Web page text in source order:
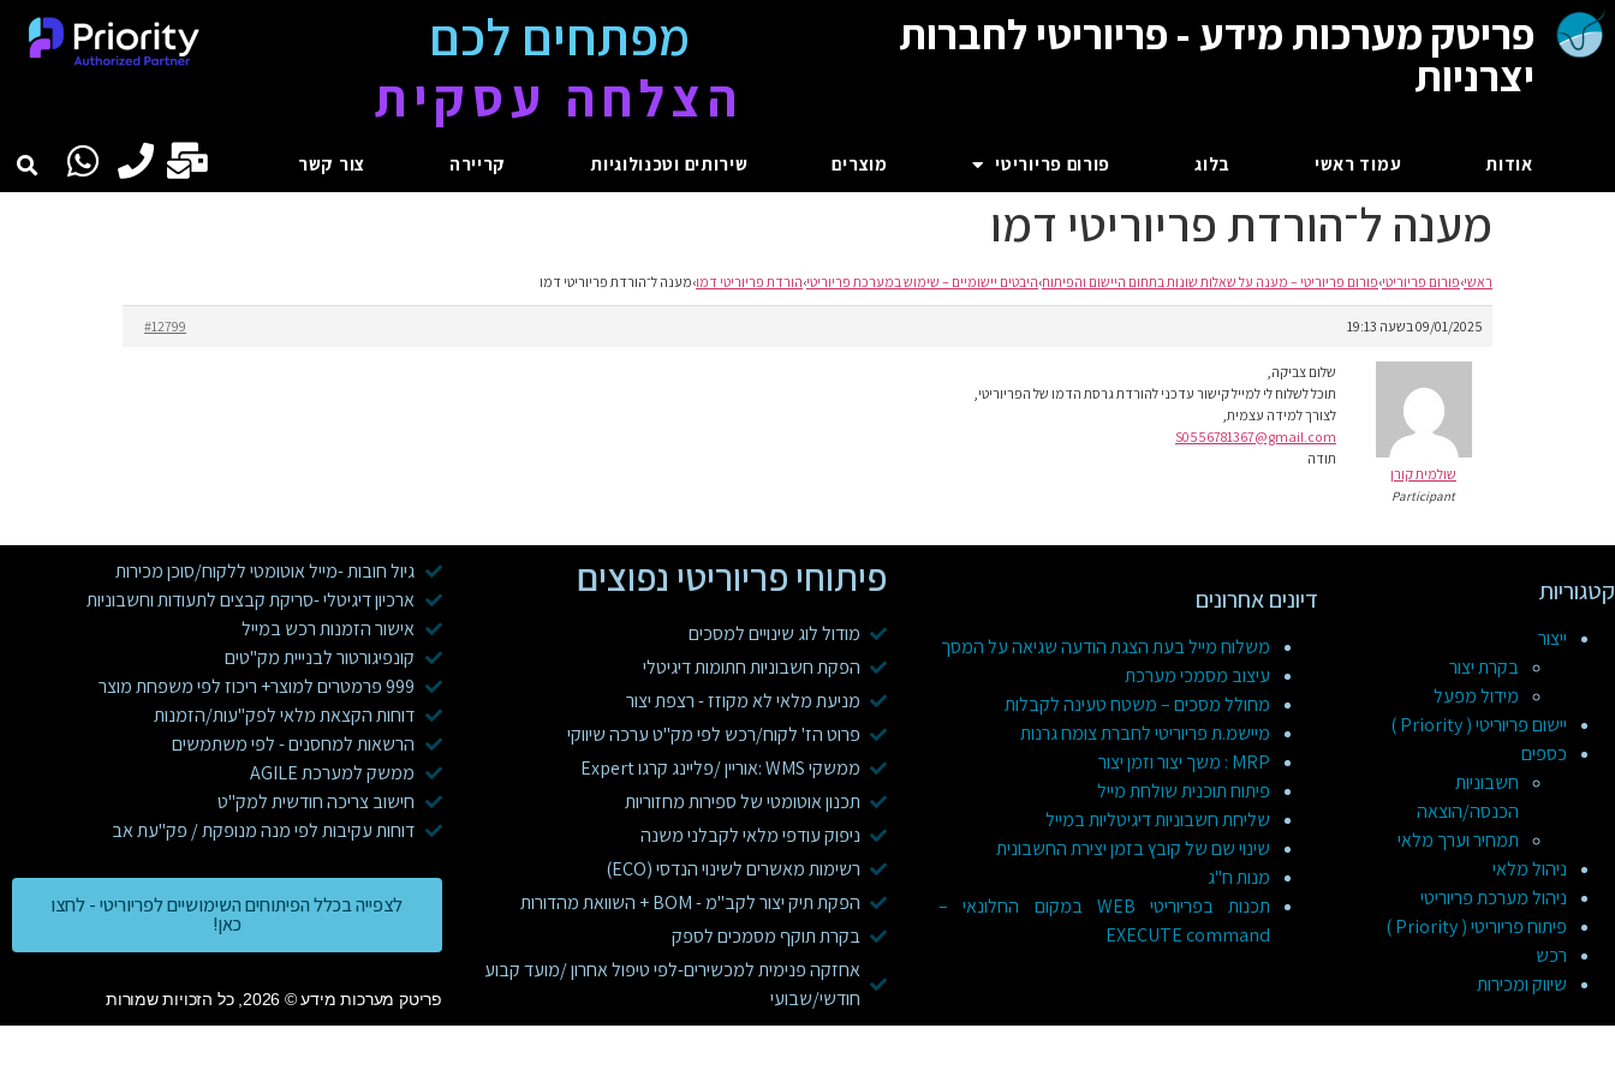
פריטק מערכות מידע - פריוריטי לחברות
יצרניות
מפתחים לכם
הצלחה עסקית
אודות עמוד ראשי בלוג פורום פריוריטי מוצרים שירותים וטכנולוגיות קריירה צור קשר
מענה ל־הורדת פריוריטי דמו
ראשי›פורום פריוריטי›פורום פריוריטי – מענה על שאלות שונות בתחום היישום והפיתוח›היבטים יישומיים – שימוש במערכת פריוריטי›הורדת פריוריטי דמו›מענה ל־הורדת פריוריטי דמו
09/01/2025 בשעה 19:13 #12799
שולמית קורן
Participant
שלום צביקה,
תוכל לשלוח לי למייל קישור עדכני להורדת גרסת הדמו של הפריוריטי,
לצורך למידה עצמית,
S0556781367@gmail.com
תודה
קטגוריות
ייצור
בקרת יצור
מידול מפעל
יישום פריוריטי ( Priority )
כספים
חשבוניות
הכנסה/הוצאה
תמחיר וערך מלאי
ניהול מלאי
ניהול מערכת פריוריטי
פיתוח פריוריטי ( Priority )
רכש
שיווק ומכירות
דיונים אחרונים
משלוח מייל בעת הצגת הודעה שגיאה על המסך
עיצוב מסמכי מערכת
מחולל מסכים – משטח טעינה לקבלות
מיישמ.ת פריוריטי לחברת צומח גרנות
MRP : משך יצור וזמן יצור
פיתוח תוכנית שולחת מייל
שליחת חשבוניות דיגיטליות במייל
שינוי שם של קובץ בזמן יצירת החשבונית
מנות ח"ג
תכנות בפריוריטי WEB במקום החלונאי –
EXECUTE command
פיתוחי פריוריטי נפוצים
מודול לוג שינויים למסכים
הפקת חשבוניות חתומות דיגיטלי
מניעת מלאי לא מקוזז - רצפת יצור
פרוט הז' לקוח/רכש לפי מק"ט ערכה שיווקי
ממשקי WMS :אוריין /פליינג קרגו Expert
תכנון אוטומטי של ספירות מחזוריות
ניפוק עודפי מלאי לקבלני משנה
רשימות מאשרים לשינוי הנדסי (ECO)
הפקת תיק יצור לקב"מ - BOM + השוואת מהדורות
בקרת תוקף מסמכים לספק
אחזקה פנימית למכשירים-לפי טיפול אחרון /מועד קבוע
חודשי/שבועי
גיול חובות -מייל אוטומטי ללקוח/סוכן מכירות
ארכיון דיגיטלי -סריקת קבצים לתעודות וחשבוניות
אישור הזמנות רכש במייל
קונפיגורטור לבנייית מק"טים
999 פרמטרים למוצר+ ריכוז לפי משפחת מוצר
דוחות הקצאת מלאי לפק"עות/הזמנות
הרשאות למחסנים - לפי משתמשים
ממשק למערכת AGILE
חישוב צריכה חודשית למק"ט
דוחות עקיבות לפי מנה מנופקת / פק"עת אב
לצפייה בכלל הפיתוחים השימושיים לפריוריטי - לחצו
כאן!
פריטק מערכות מידע © 2026, כל הזכויות שמורות